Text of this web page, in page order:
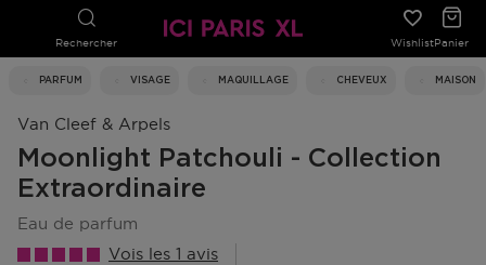
Rechercher WishlistPanier
PARFUM VISAGE MAQUILLAGE CHEVEUX MAISON
Van Cleef & Arpels
Moonlight Patchouli - Collection
Extraordinaire
eau de parfum
Vois les 1 avis